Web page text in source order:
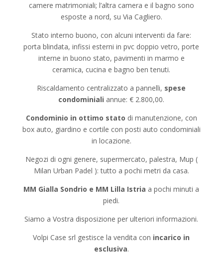
camere matrimoniali; l’altra camera e il bagno sono
esposte a nord, su Via Cagliero.
Stato interno buono, con alcuni interventi da fare:
porta blindata, infissi esterni in pvc doppio vetro, porte
interne in buono stato, pavimenti in marmo e
ceramica, cucina e bagno ben tenuti.
Riscaldamento centralizzato a pannelli, spese
condominiali annue: € 2.800,00.
Condominio in ottimo stato di manutenzione, con
box auto, giardino e cortile con posti auto condominiali
in locazione.
Negozi di ogni genere, supermercato, palestra, Mup (
Milan Urban Padel ): tutto a pochi metri da casa.
MM Gialla Sondrio e MM Lilla Istria a pochi minuti a
piedi.
Siamo a Vostra disposizione per ulteriori informazioni.
Volpi Case srl gestisce la vendita con incarico in
esclusiva.